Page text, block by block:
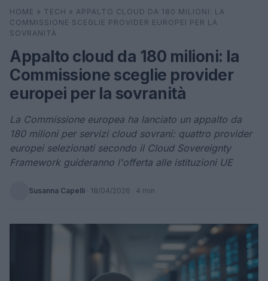
Cerca
HOME » TECH » APPALTO CLOUD DA 180 MILIONI: LA
COMMISSIONE SCEGLIE PROVIDER EUROPEI PER LA
SOVRANITÀ
Appalto cloud da 180 milioni: la
Commissione sceglie provider
europei per la sovranità
La Commissione europea ha lanciato un appalto da
180 milioni per servizi cloud sovrani: quattro provider
europei selezionati secondo il Cloud Sovereignty
Framework guideranno l'offerta alle istituzioni UE
Susanna Capelli · 18/04/2026 · 4 min